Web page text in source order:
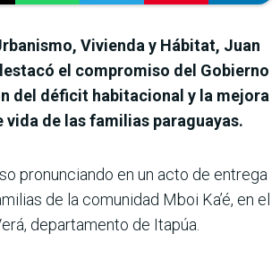
Vivienda y Hábitat, Juan
el compromiso del Gobierno
del déficit habitacional y la mejora
vida de las familias paraguayas.
pronunciando en un acto de entrega
de la comunidad Mboi Ka’é, en el
departamento de Itapúa.